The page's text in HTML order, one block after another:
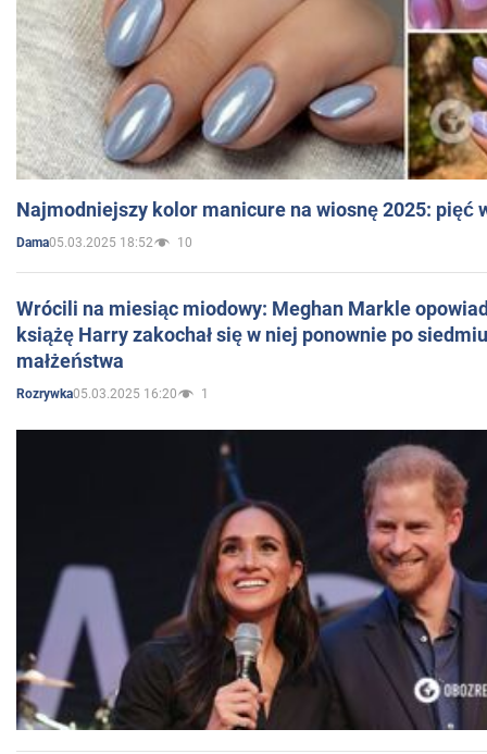
Najmodniejszy kolor manicure na wiosnę 2025: pięć
Dama05.03.2025 18:52 10
Wrócili na miesiąc miodowy: Meghan Markle
książę Harry zakochał się w niej ponownie po
małżeństwa
Rozrywka05.03.2025 16:20 1